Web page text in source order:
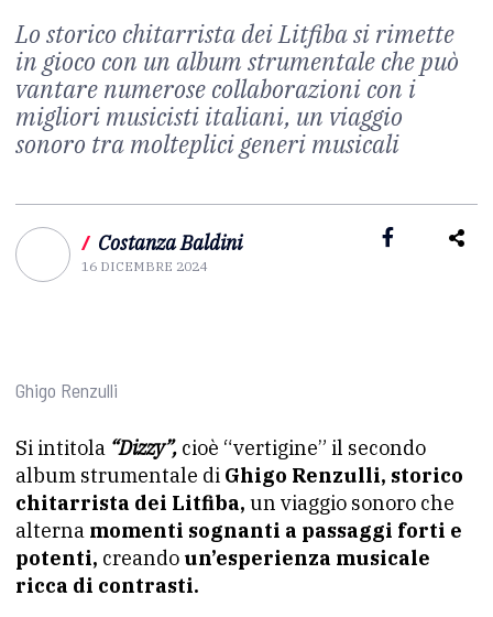
Lo storico chitarrista dei Litfiba si rimette
in gioco con un album strumentale che può
vantare numerose collaborazioni con i
migliori musicisti italiani, un viaggio
sonoro tra molteplici generi musicali
/ Costanza Baldini
16 DICEMBRE 2024
Ghigo Renzulli
Si intitola “Dizzy”, cioè “vertigine” il secondo
album strumentale di Ghigo Renzulli, storico
chitarrista dei Litfiba, un viaggio sonoro che
alterna momenti sognanti a passaggi forti e
potenti, creando un’esperienza musicale
ricca di contrasti.